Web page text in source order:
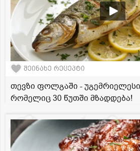
შეინახე რეცეპტი
თევზი ფოლგაში - უგემრიელესი
რომელიც 30 წუთში მზადდება!